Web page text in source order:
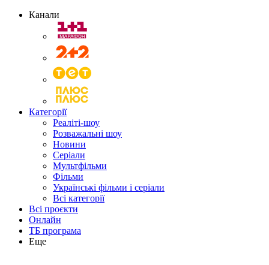
Канали
Категорії
Реаліті-шоу
Розважальні шоу
Новини
Серіали
Мультфільми
Фільми
Українські фільми і серіали
Всі категорії
Всі проєкти
Онлайн
ТБ програма
Еще